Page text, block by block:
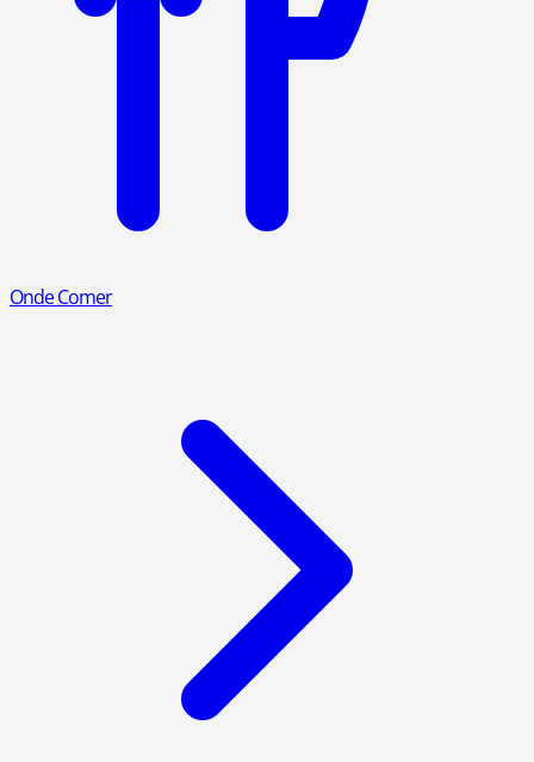
Onde Comer